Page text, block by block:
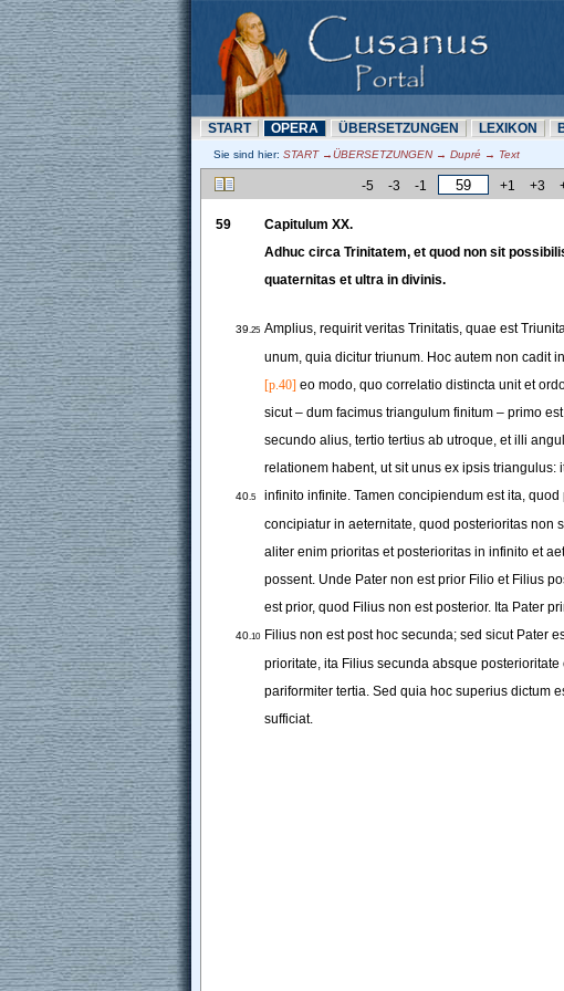
START OPERA ÜBERSETZUNN LEXIKON
Sie sind hier: START →ÜBERSETZUNN → Dupré → Text
-5 -3 -1 +1 +3
59 Capitulum XX.
Adhuc circa Trinitatem, et quod non sit
quaternitas et ultra in divinis.
39.25 Amplius, requirit veritas Trinitatis, quae est
unum, quia dicitur triunum. Hoc autem non cadit in
[p.40] eo modo, quo correlatio distincta unit et
sicut – dum facimus triangulum finitum – primo est
secundo alius, tertio tertius ab utroque, et illi
relationem habent, ut sit unus ex ipsis triangulus:
40.5 infinito infinite. Tamen concipiendum est ita, quod
concipiatur in aeternitate, quod posterioritas non
aliter enim prioritas et posterioritas in infinito et
possent. Unde Pater non est prior Filio et Filius
est prior, quod Filius non est posterior. Ita Pater
40.10 Filius non est post hoc secunda; sed sicut Pater
prioritate, ita Filius secunda absque posterioritate
pariformiter tertia. Sed quia hoc superius dictum
sufficiat.